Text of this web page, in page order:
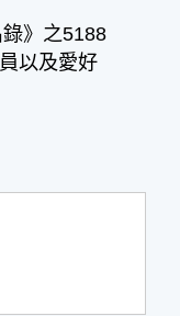
》之5188
以及愛好